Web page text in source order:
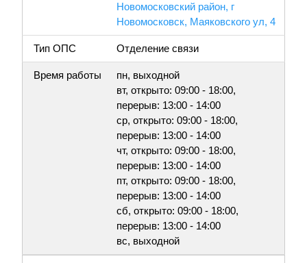
Новомосковский район, г
Новомосковск, Маяковского ул, 4
Тип ОПС Отделение связи
Время работы
пн, выходной
вт, открыто: 09:00 - 18:00,
перерыв: 13:00 - 14:00
ср, открыто: 09:00 - 18:00,
перерыв: 13:00 - 14:00
чт, открыто: 09:00 - 18:00,
перерыв: 13:00 - 14:00
пт, открыто: 09:00 - 18:00,
перерыв: 13:00 - 14:00
сб, открыто: 09:00 - 18:00,
перерыв: 13:00 - 14:00
вс, выходной